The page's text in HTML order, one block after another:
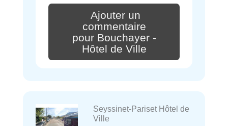
Ajouter un
commentaire
pour Bouchayer -
Hôtel de Ville
Seyssinet-Pariset Hôtel de
Ville